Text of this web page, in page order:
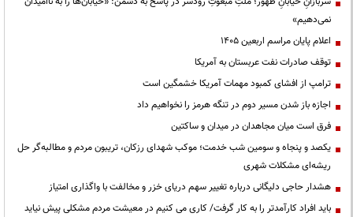
نمی‌دهیم»
اعلام پایان مراسم اربعین ۱۴۰۵
توقف صادرات نفت عربستان به آمریکا
ترامپ از افشای کمبود مهمات آمریکا خشمگین است
اجازه باز شدن مسیر دوم در تنگه هرمز را نخواهیم داد
فرق است میان مجاهدان در میدان و ساکتین
یکصد و پنجاه و سومین شب خدمت؛ موکب شهدای رزکان، تریبون مردم و مطالبه‌گر حل
ریشه‌ای مشکلات شهری
هشدار حاجی دلیگانی درباره تغییر سهم دریای خزر و مخالفت با واگذاری امتیاز
باید افراد کارآمدتر را به کار گرفت/ کاری می کنیم در معیشت مردم مشکلی پیش نیاید